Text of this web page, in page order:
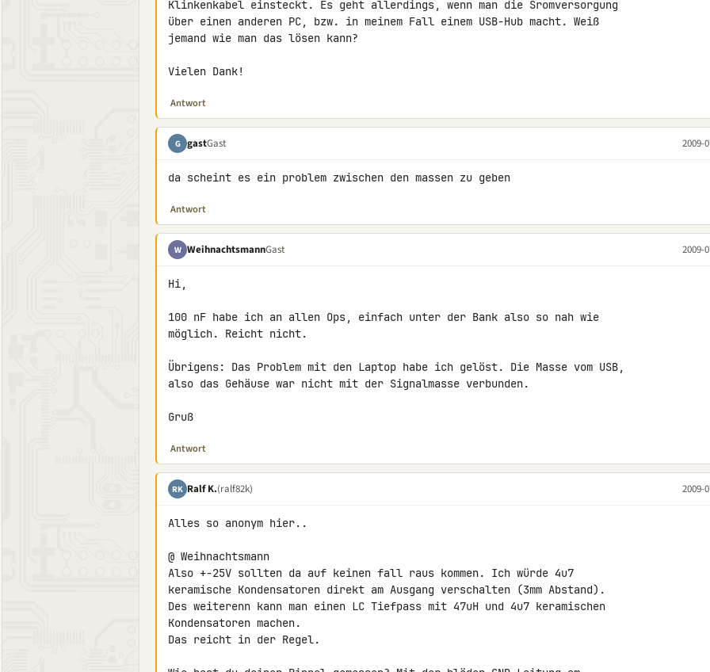
Klinkenkabel einsteckt. Es geht allerdings, wenn man die Sromversorgung
über einen anderen PC, bzw. in meinem Fall einem USB-Hub macht. Weiß
jemand wie man das lösen kann?
Vielen Dank!
Antwort
G gastGast 2009-
da scheint es ein problem zwischen den massen zu geben
Antwort
W WeihnachtsmannGast 2009-
Hi,
100 nF habe ich an allen Ops, einfach unter der Bank also so nah wie
möglich. Reicht nicht.
Übrigens: Das Problem mit den Laptop habe ich gelöst. Die Masse vom USB,
also das Gehäuse war nicht mit der Signalmasse verbunden.
Gruß
Antwort
RK Ralf K.(ralf82k) 2009-
Alles so anonym hier..
@ Weihnachtsmann
Also +-25V sollten da auf keinen fall raus kommen. Ich würde 4u7
keramische Kondensatoren direkt am Ausgang verschalten (3mm Abstand).
Des weiterenn kann man einen LC Tiefpass mit 47uH und 4u7 keramischen
Kondensatoren machen.
Das reicht in der Regel.